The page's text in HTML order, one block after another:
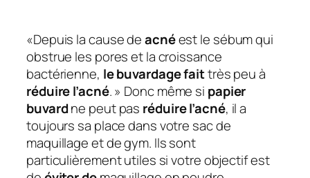
«Depuis la cause deacnéest le sébum qui
obstrue les pores et la croissance
bactérienne, le buvardage faittrès peu à
réduire l’acné. » Donc même si papier
buvardne peut pas réduire l’acné, il a
toujours sa place dans votre sac de
maquillage et de gym. Ils sont
particulièrement utiles si votre objectif est